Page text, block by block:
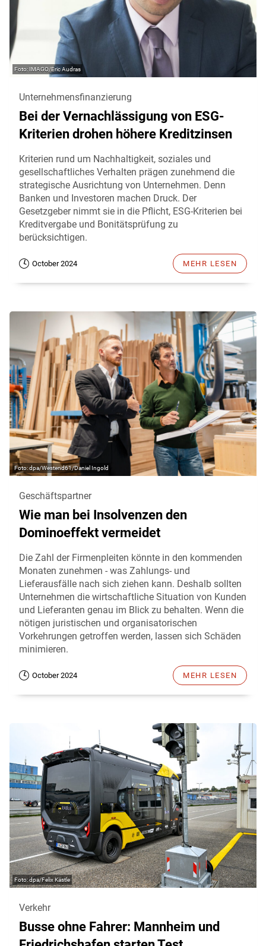
IMAGO/Eric Audras
Unternehmensfinanzierung
Bei der Vernachlässigung von ESG-
Kriterien drohen höhere Kreditzinsen
Kriterien rund um Nachhaltigkeit, soziales und
gesellschaftliches Verhalten prägen zunehmend die
strategische Ausrichtung von Unternehmen. Denn
Banken und Investoren machen Druck. Der
Gesetzgeber nimmt sie in die Pflicht, ESG-Kriterien bei
Kreditvergabe und Bonitätsprüfung zu
berücksichtigen.
October 2024 MEHR LESEN
dpa/Westend61/Daniel Ingold
Geschäftspartner
Wie man bei Insolvenzen den
Dominoeffekt vermeidet
Die Zahl der Firmenpleiten könnte in den kommenden
Monaten zunehmen - was Zahlungs- und
Lieferausfälle nach sich ziehen kann. Deshalb sollten
Unternehmen die wirtschaftliche Situation von Kunden
und Lieferanten genau im Blick zu behalten. Wenn die
nötigen juristischen und organisatorischen
Vorkehrungen getroffen werden, lassen sich Schäden
minimieren.
October 2024 MEHR LESEN
dpa/Felix Kästle
Verkehr
Busse ohne Fahrer: Mannheim und